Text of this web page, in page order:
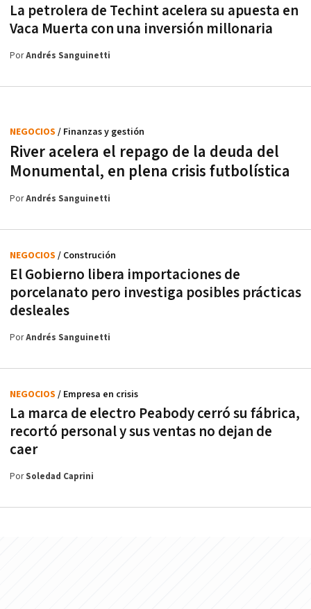
La petrolera de Techint acelera su apuesta en
Vaca Muerta con una inversión millonaria
PorAndrés Sanguinetti
River acelera el repago de la deuda del
Monumental, en plena crisis futbolística
NEGOCIOS / Finanzas y gestión
PorAndrés Sanguinetti
El Gobierno libera importaciones de
porcelanato pero investiga posibles prácticas
desleales
NEGOCIOS / Construción
PorAndrés Sanguinetti
La marca de electro Peabody cerró su fábrica,
recortó personal y sus ventas no dejan de
caer
NEGOCIOS / Empresa en crisis
PorSoledad Caprini